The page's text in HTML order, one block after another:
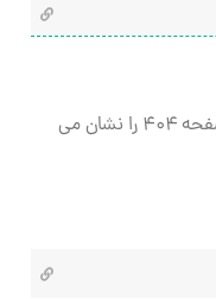
متاسفانه امکان دانلود وجود ندارد و صفحه ۴۰۴ را نشان می